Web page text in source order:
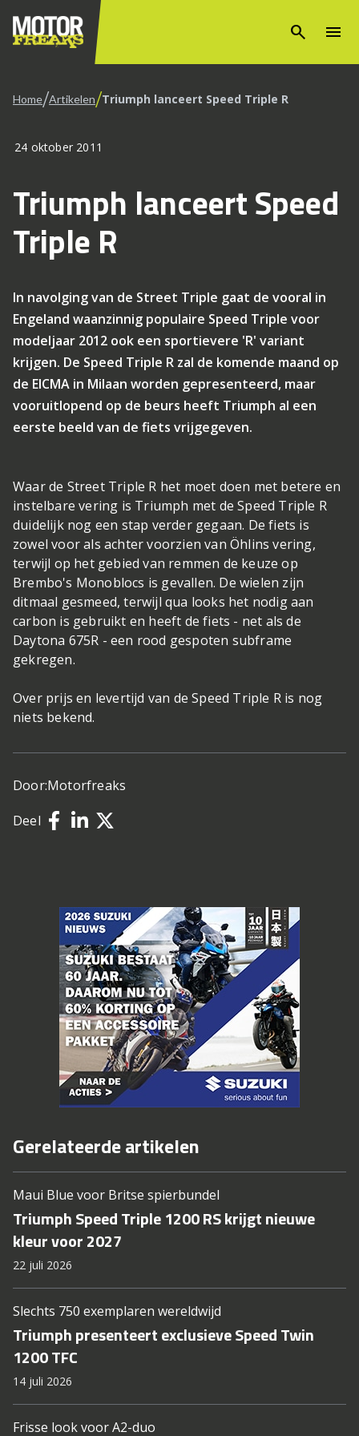
search menu
Home/Artikelen/Triumph lanceert Speed Triple R
24 oktober 2011
Triumph lanceert Speed
Triple R
In navolging van de Street Triple gaat de vooral in
Engeland waanzinnig populaire Speed Triple voor
modeljaar 2012 ook een sportievere 'R' variant
krijgen. De Speed Triple R zal de komende maand op
de EICMA in Milaan worden gepresenteerd, maar
vooruitlopend op de beurs heeft Triumph al een
eerste beeld van de fiets vrijgegeven.
Waar de Street Triple R het moet doen met betere en
instelbare vering is Triumph met de Speed Triple R
duidelijk nog een stap verder gegaan. De fiets is
zowel voor als achter voorzien van Öhlins vering,
terwijl op het gebied van remmen de keuze op
Brembo's Monoblocs is gevallen. De wielen zijn
ditmaal gesmeed, terwijl qua looks het nodig aan
carbon is gebruikt en heeft de fiets - net als de
Daytona 675R - een rood gespoten subframe
gekregen.
Over prijs en levertijd van de Speed Triple R is nog
niets bekend.
Door:Motorfreaks
Deel
Gerelateerde artikelen
Maui Blue voor Britse spierbundel
Triumph Speed Triple 1200 RS krijgt nieuwe
kleur voor 2027
22 juli 2026
Slechts 750 exemplaren wereldwijd
Triumph presenteert exclusieve Speed Twin
1200 TFC
14 juli 2026
Frisse look voor A2-duo